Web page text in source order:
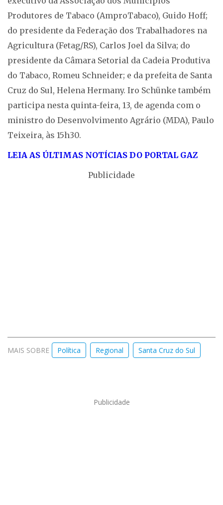
Produtores de Tabaco (AmproTabaco), Guido Hoff;
do presidente da Federação dos Trabalhadores na
Agricultura (Fetag/RS), Carlos Joel da Silva; do
presidente da Câmara Setorial da Cadeia Produtiva
do Tabaco, Romeu Schneider; e da prefeita de Santa
Cruz do Sul, Helena Hermany. Iro Schünke também
participa nesta quinta-feira, 13, de agenda com o
ministro do Desenvolvimento Agrário (MDA), Paulo
Teixeira, às 15h30.
LEIA AS ÚLTIMAS NOTÍCIAS DO PORTAL GAZ
Publicidade
MAIS SOBRE Política Regional Santa Cruz do Sul
Publicidade